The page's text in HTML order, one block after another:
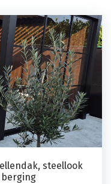
steellook